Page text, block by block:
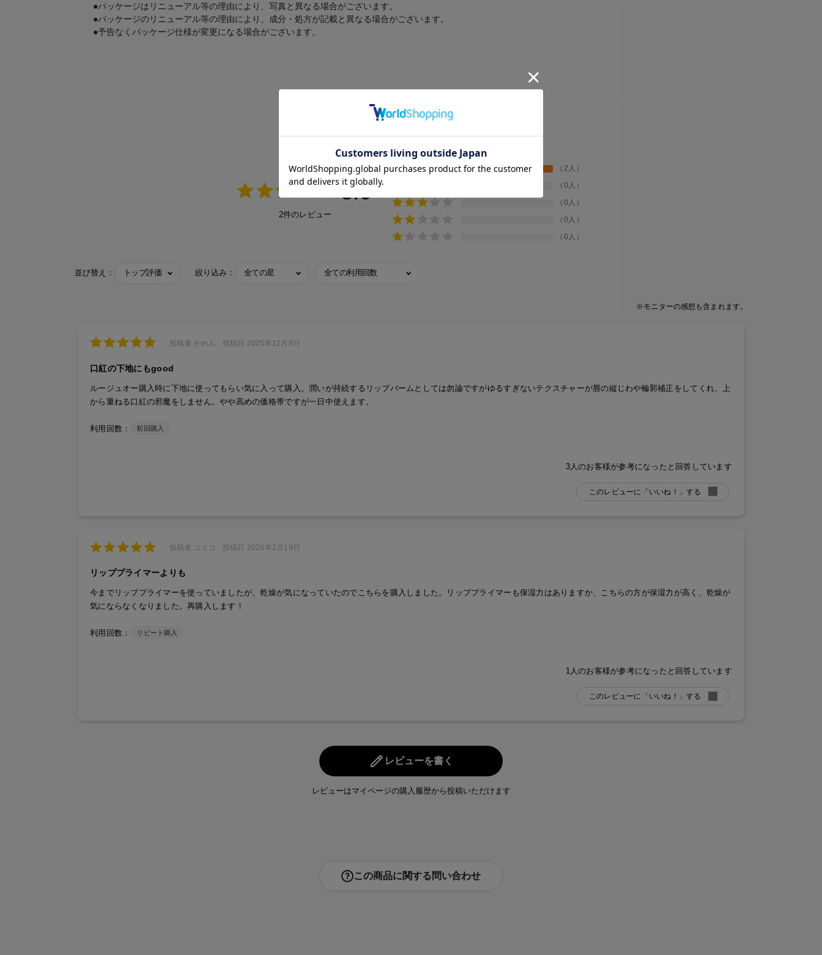
●パッケージはリニューアル等の理由により、写真と異なる場合がございます。
●パッケージのリニューアル等の理由により、成分・処方が記載と異なる場合がございます。
●予告なくパッケージ仕様が変更になる場合がございます。
お客様レビュー
レビューを書く
レビューはマイページの購入履歴から投稿いただけます
この商品に関する問い合わせ